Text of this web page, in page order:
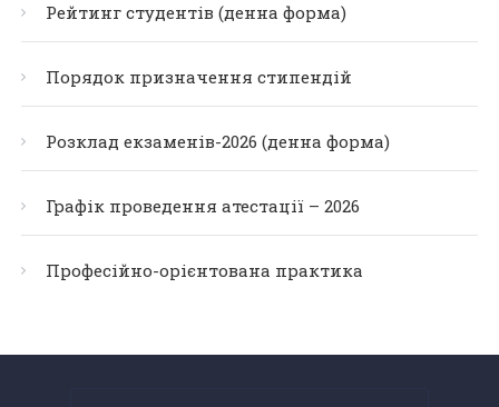
Рейтинг студентів (денна форма)
Порядок призначення стипендій
Розклад екзаменів-2026 (денна форма)
Графік проведення атестації – 2026
Професійно-орієнтована практика